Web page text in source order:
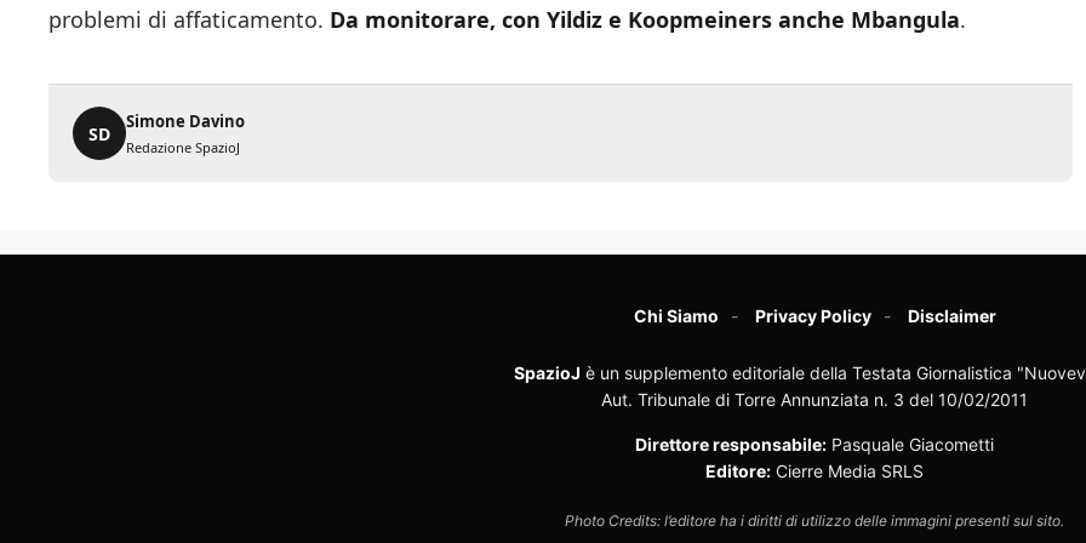
problemi di affaticamento. Da monitorare, con Yildiz e Koopmeiners anche Mbangula.
SD
Simone Davino
Redazione SpazioJ
Chi Siamo Privacy Policy Disclaimer
SpazioJ è un supplemento editoriale della Testata Giornalistica
Aut. Tribunale di Torre Annunziata n. 3 del 10/02/2011
Direttore responsabile: Pasquale Giacometti
Editore: Cierre Media SRLS
Photo Credits: l’editore ha i diritti di utilizzo delle immagini presenti sul sito.